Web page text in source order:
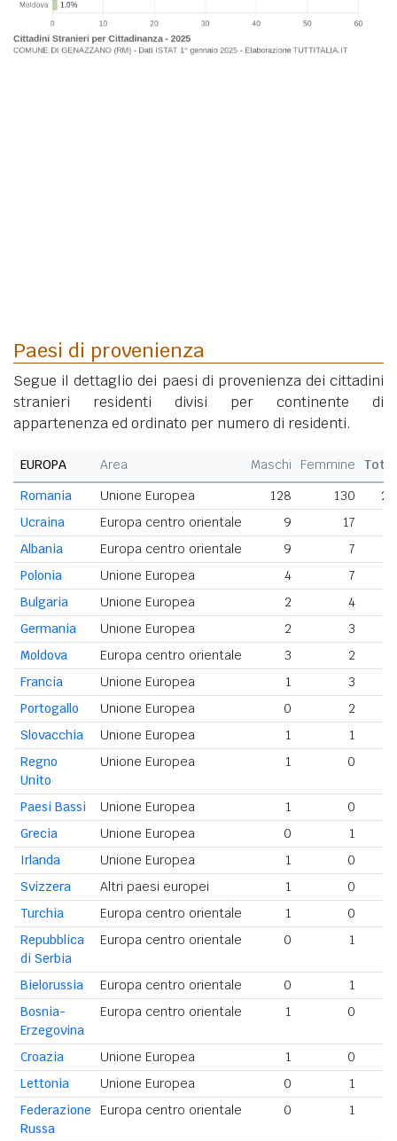
Paesi di provenienza
Segue il dettaglio dei paesi di provenienza dei cittadini
stranieri residenti divisi per continente di
appartenenza ed ordinato per numero di residenti.
EUROPA Area Maschi Femmine
Romania
Unione Europea 128 130
Ucraina
Europa centro orientale 9 17
Albania
Europa centro orientale 9 7
Polonia
Unione Europea 4 7
Bulgaria
Unione Europea 2 4
Germania
Unione Europea 2 3
Moldova
Europa centro orientale 3 2
Francia
Unione Europea 1
3
Portogallo
Unione Europea 0
2
Slovacchia
Unione Europea 1
1
Regno
Unito
Unione Europea 1 0
Paesi Bassi Unione Europea 1
0
Grecia
Unione Europea 0
1
Irlanda
Unione Europea 1
0
Svizzera
Altri paesi europei 1
0
Turchia
Europa centro orientale 1
0
Repubblica
di Serbia
Europa centro orientale 0 1
Bielorussia Europa centro orientale 0
1
Bosnia-
Erzegovina
Europa centro orientale 1 0
Croazia Unione Europea 1
0
Lettonia
Unione Europea 0
1
Federazione
Russa
Europa centro orientale 0 1